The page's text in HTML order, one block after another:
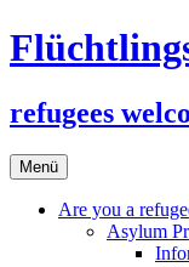
refugees
Menü Zum
Inhalt
springen
Are you a
Asylum